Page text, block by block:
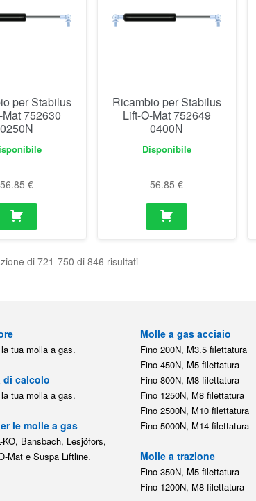
per Stabilus
Mat 752630
0250N
56.85€
Ricambio per Stabilus
Lift-O-Mat 752649
0400N
Disponibile
56.85€
di 721-750 di 846 risultati
tua molla a gas.
di calcolo
tua molla a gas.
le molle a gas
KO, Bansbach, Lesjöfors,
Mat e Suspa Liftline.
Molle a gas acciaio
Fino 200N, M3.5 filettatura
Fino 450N, M5 filettatura
Fino 800N, M8 filettatura
Fino 1250N, M8 filettatura
Fino 2500N, M10 filettatura
Fino 5000N, M14 filettatura
Molle a trazione
Fino 350N, M5 filettatura
Fino 1200N, M8 filettatura